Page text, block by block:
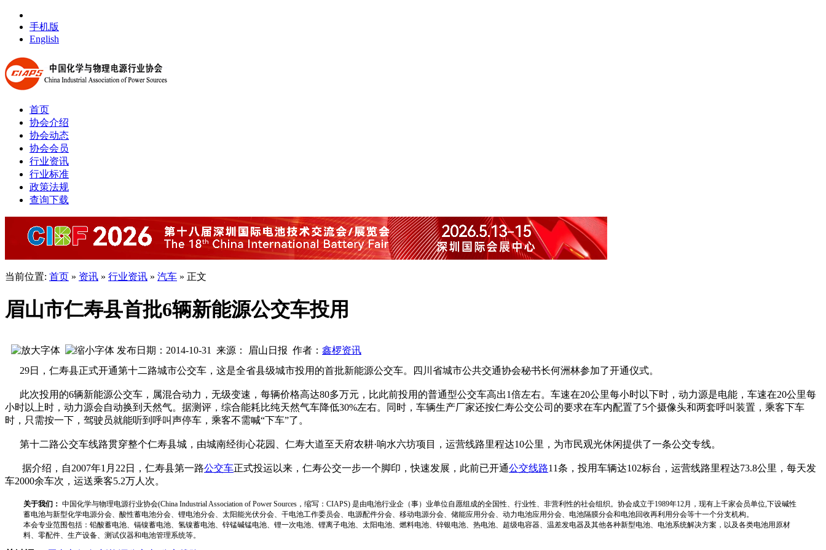
手机版
English
首页
协会介绍
协会动态
协会会员
行业资讯
行业标准
政策法规
查询下载
当前位置: 首页 » 资讯 » 行业资讯 » 汽车 » 正文
眉山市仁寿县首批6辆新能源公交车投用
发布日期：2014-10-31 来源： 眉山日报 作者： 鑫椤资讯
29日，仁寿县正式开通第十二路城市公交车，这是全省县级城市投用的首批新能源公交车。四川省城市公共交通协会秘书长何洲林参加了开通仪式。
此次投用的6辆新能源公交车，属混合动力，无级变速，每辆价格高达80多万元，比此前投用的普通型公交车高出1倍左右。车速在20公里每小时以下时，动力源是电能，车速在20公里每
小时以上时，动力源会自动换到天然气。据测评，综合能耗比纯天然气车降低30%左右。同时，车辆生产厂家还按仁寿公交公司的要求在车内配置了5个摄像头和两套呼叫装置，乘客下车
时，只需按一下，驾驶员就能听到呼叫声停车，乘客不需喊“下车”了。
第十二路公交车线路贯穿整个仁寿县城，由城南经街心花园、仁寿大道至天府农耕·响水六坊项目，运营线路里程达10公里，为市民观光休闲提供了一条公交专线。
据介绍，自2007年1月22日，仁寿县第一路公交车正式投运以来，仁寿公交一步一个脚印，快速发展，此前已开通公交线路11条，投用车辆达102标台，运营线路里程达73.8公里，每天发
车2000余车次，运送乘客5.2万人次。
关于我们： 中国化学与物理电源行业协会(China Industrial Association of Power Sources，缩写：CIAPS) 是由电池行业企（事）业单位自愿组成的全国性、行业性、非营利性的社会组织。协会成立于1989年12月，现有上千家会员单位,下设碱性
蓄电池与新型化学电源分会、酸性蓄电池分会、锂电池分会、太阳能光伏分会、干电池工作委员会、电源配件分会、移动电源分会、储能应用分会、动力电池应用分会、电池隔膜分会和电池回收再利用分会等十一个分支机构。
本会专业范围包括：铅酸蓄电池、镉镍蓄电池、氢镍蓄电池、锌锰碱锰电池、锂一次电池、锂离子电池、太阳电池、燃料电池、锌银电池、热电池、超级电容器、温差发电器及其他各种新型电池、电池系统解决方案，以及各类电池用原材
料、零配件、生产设备、测试仪器和电池管理系统等。